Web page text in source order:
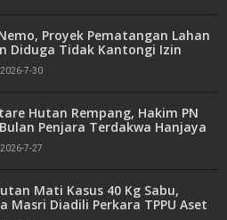
Proyek Pematangan Lahan
Diduga Tidak Kantongi Izin
2026-7-30
Hutan Rempang, Hakim PN
Penjara Terdakwa Hanjaya
2026-7-27
Mati Kasus 40 Kg Sabu,
Masri Diadili Perkara TPPU Aset